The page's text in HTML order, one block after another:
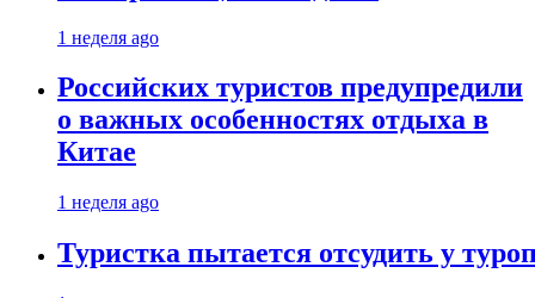
1 неделя ago
Российских туристов предупредили
о важных особенностях отдыха в
Китае
1 неделя ago
Туристка пытается отсудить у